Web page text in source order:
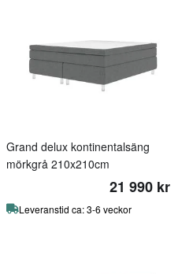
Grand delux kontinentalsäng
mörkgrå 210x210cm
21 990 kr
Leveranstid ca: 3-6 veckor